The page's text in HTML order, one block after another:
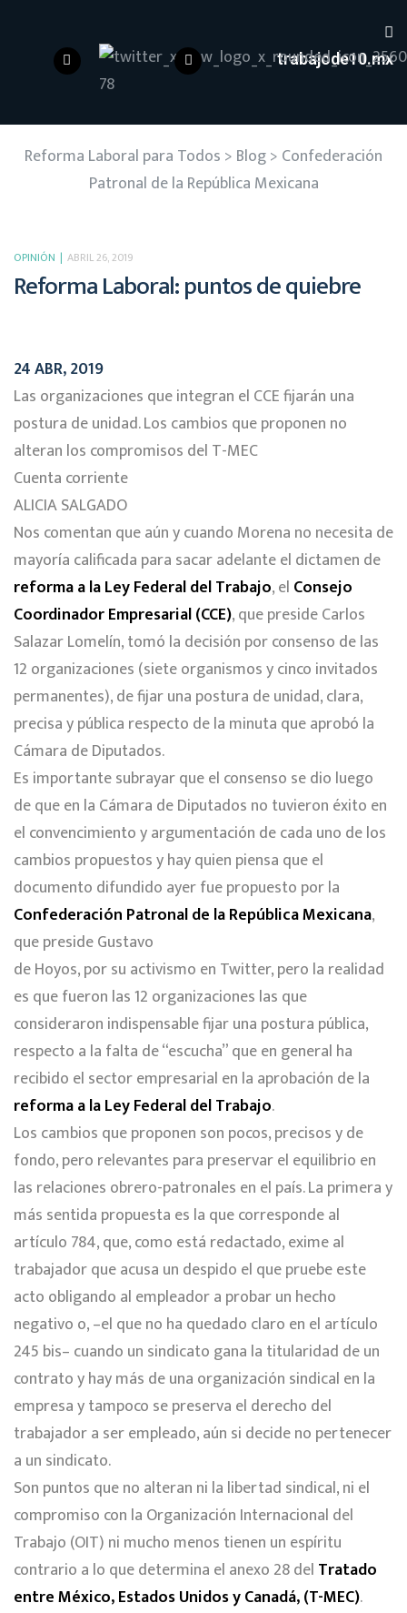
trabajode10.mx
Reforma Laboral para Todos > Blog> Confederación
Patronal de la República Mexicana
OPINIÓN ABRIL 26, 2019
Reforma Laboral: puntos de quiebre
24 ABR, 2019
Las organizaciones que integran el CCE fijarán una
postura de unidad. Los cambios que proponen no
alteran los compromisos del T-MEC
Cuenta corriente
ALICIA SALGADO
Nos comentan que aún y cuando Morena no necesita de
mayoría calificada para sacar adelante el dictamen de
reforma a la Ley Federal del Trabajo, el Consejo
Coordinador Empresarial (CCE), que preside Carlos
Salazar Lomelín, tomó la decisión por consenso de las
12 organizaciones (siete organismos y cinco invitados
permanentes), de fijar una postura de unidad, clara,
precisa y pública respecto de la minuta que aprobó la
Cámara de Diputados.
Es importante subrayar que el consenso se dio luego
de que en la Cámara de Diputados no tuvieron éxito en
el convencimiento y argumentación de cada uno de los
cambios propuestos y hay quien piensa que el
documento difundido ayer fue propuesto por la
Confederación Patronal de la República Mexicana,
que preside Gustavo
de Hoyos, por su activismo en Twitter, pero la realidad
es que fueron las 12 organizaciones las que
consideraron indispensable fijar una postura pública,
respecto a la falta de “escucha” que en general ha
recibido el sector empresarial en la aprobación de la
reforma a la Ley Federal del Trabajo.
Los cambios que proponen son pocos, precisos y de
fondo, pero relevantes para preservar el equilibrio en
las relaciones obrero-patronales en el país. La primera y
más sentida propuesta es la que corresponde al
artículo 784, que, como está redactado, exime al
trabajador que acusa un despido el que pruebe este
acto obligando al empleador a probar un hecho
negativo o, –el que no ha quedado claro en el artículo
245 bis– cuando un sindicato gana la titularidad de un
contrato y hay más de una organización sindical en la
empresa y tampoco se preserva el derecho del
trabajador a ser empleado, aún si decide no pertenecer
a un sindicato.
Son puntos que no alteran ni la libertad sindical, ni el
compromiso con la Organización Internacional del
Trabajo (OIT) ni mucho menos tienen un espíritu
contrario a lo que determina el anexo 28 del Tratado
entre México, Estados Unidos y Canadá, (T-MEC).